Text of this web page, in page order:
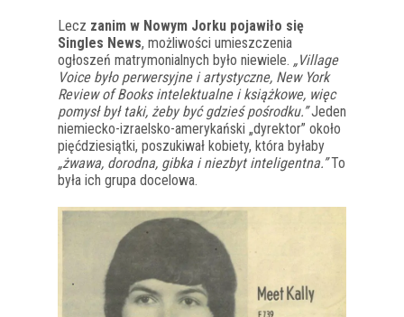
Lecz zanim w Nowym Jorku pojawiło się
Singles News, możliwości umieszczenia
ogłoszeń matrymonialnych było niewiele. „Village
Voice było perwersyjne i artystyczne, New York
Review of Books intelektualne i książkowe, więc
pomysł był taki, żeby być gdzieś pośrodku.”Jeden
niemiecko-izraelsko-amerykański „dyrektor” około
pięćdziesiątki, poszukiwał kobiety, która byłaby
„żwawa, dorodna, gibka i niezbyt inteligentna.”To
była ich grupa docelowa.